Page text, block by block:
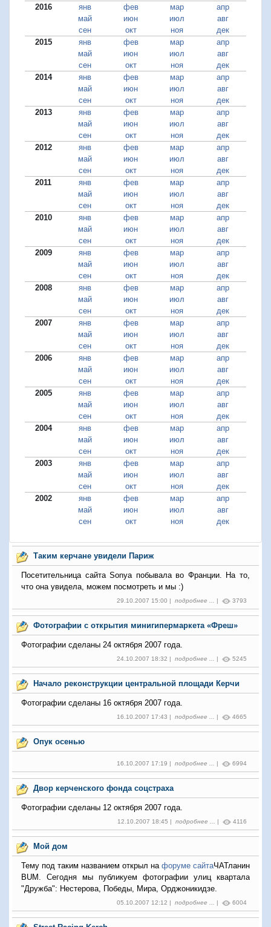
2016
янв фев мар
апр
май
июн июл
авг
сен
окт ноя
дек
2015
янв фев мар
апр
май
июн июл
авг
сен
окт ноя
дек
2014
янв фев мар
апр
май
июн июл
авг
сен
окт ноя
дек
2013
янв фев мар
апр
май
июн июл
авг
сен
окт ноя
дек
2012
янв фев мар
апр
май
июн июл
авг
сен
окт ноя
дек
2011
янв фев мар
апр
май
июн июл
авг
сен
окт ноя
дек
2010
янв фев мар
апр
май
июн июл
авг
сен
окт ноя
дек
2009
янв фев мар
апр
май
июн июл
авг
сен
окт ноя
дек
2008
янв фев мар
апр
май
июн июл
авг
сен
окт ноя
дек
2007
янв фев мар
апр
май
июн июл
авг
сен
окт ноя
дек
2006
янв фев мар
апр
май
июн июл
авг
сен
окт ноя
дек
2005
янв фев мар
апр
май
июн июл
авг
сен
окт ноя
дек
2004
янв фев мар
апр
май
июн июл
авг
сен
окт ноя
дек
2003
янв фев мар
апр
май
июн июл
авг
сен
окт ноя
дек
2002
янв фев мар
апр
май
июн июл
авг
сен
окт ноя дек
Таким керчане увидели Париж
Посетительница сайта Sonya побывала во Франции. На то,
что она увидела, можем посмотреть и мы :)
29.10.2007 15:00 | подробнее ... | 3793
Фотографии с открытия минигипермаркета «Фреш»
Фотографии сделаны 24 октября 2007 года.
24.10.2007 18:32 | подробнее ... | 5245
Начало реконструкции центральной площади Керчи
Фотографии сделаны 16 октября 2007 года.
16.10.2007 17:43 | подробнее ... | 4665
Опук осенью
16.10.2007 17:19 | подробнее ... | 6994
Двор керченского фонда соцстраха
Фотографии сделаны 12 октября 2007 года.
12.10.2007 18:45 | подробнее ... | 4116
Мой дом
Тему под таким названием открыл на форуме сайтаЧАТланин
BUM. Сегодня мы публикуем фотографии улиц квартала
"Дружба": Нестерова, Победы, Мира, Орджоникидзе.
05.10.2007 12:12 | подробнее ... | 6004